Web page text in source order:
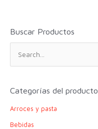
Buscar Productos
r
p
Categorías del producto
Arroces y pasta
Bebidas